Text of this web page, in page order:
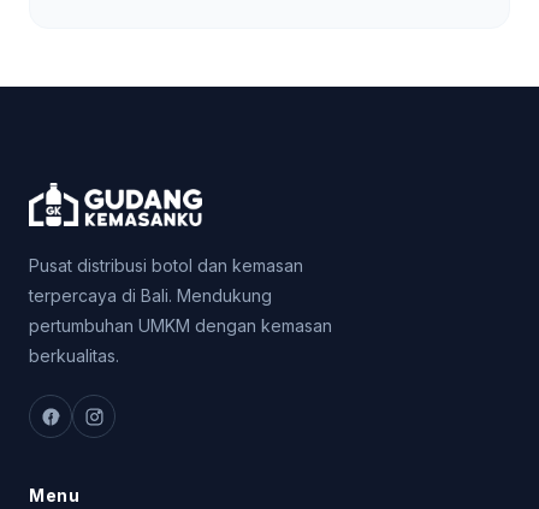
Pusat distribusi botol dan kemasan
terpercaya di Bali. Mendukung
pertumbuhan UMKM dengan kemasan
berkualitas.
Menu